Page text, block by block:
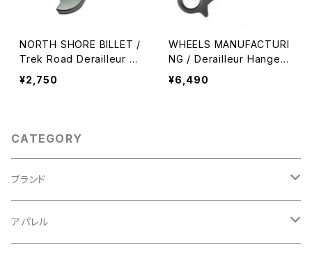
NORTH SHORE BILLET /
Trek Road Derailleur Ha
nger / DH0101
¥2,750
WHEELS MANUFACTURI
NG / Derailleur Hanger
Dropout‐396
¥6,490
CATEGORY
ブランド
ABUS/アブス
アパレル